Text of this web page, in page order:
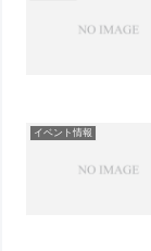
イベント情報